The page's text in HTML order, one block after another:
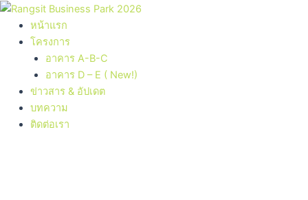
Skip
content
หน้าแรก
โครงการ
อาคาร A-B-C
อาคาร D – E ( New!)
ข่าวสาร & อัปเดต
บทความ
ติดต่อเรา